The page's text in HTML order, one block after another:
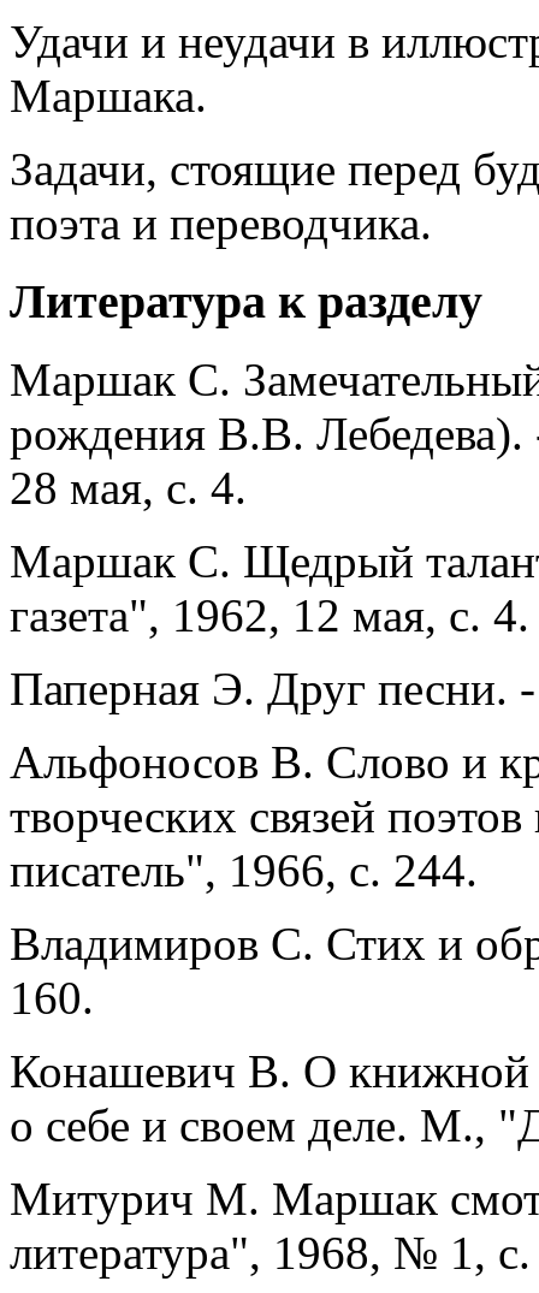
Удачи и неудачи в
Маршака.
Задачи, стоящие перед
поэта и переводчика.
Литература к разделу
Маршак С.
рождения В.В.
28 мая, с. 4.
Маршак С. Щедрый
газета", 1962, 12 мая, с. 4.
Паперная Э. Друг песни.
Альфоносов В. Слово и
творческих связей
писатель", 1966, с. 244.
Владимиров С. Стих и
160.
Конашевич В. О книжной
о себе и своем деле. М.,
Митурич М. Маршак
литература", 1968, № 1,